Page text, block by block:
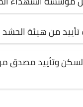
من هيئة الحشد
وتأييد مصدق